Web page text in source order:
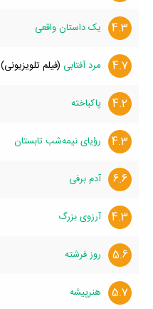
4.3 یک داستان واقعی
4.7 مرد آفتابی (فیلم تلویزیونی)
4.2 پاکباخته
4.3 رؤیای نیمه‌شب تابستان
6.6 آدم برفی
4.3 آرزوی بزرگ
5.6 روز فرشته‌
5.7 هنرپیشه